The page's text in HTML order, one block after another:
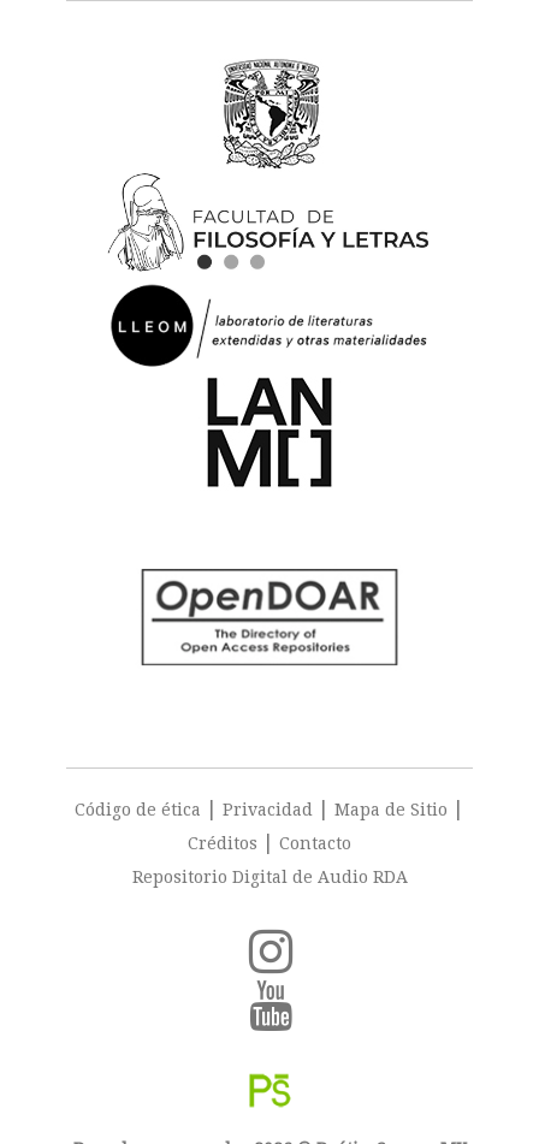
Código de ética Privacidad Mapa de Sitio
Créditos
Contacto
Repositorio Digital de Audio RDA